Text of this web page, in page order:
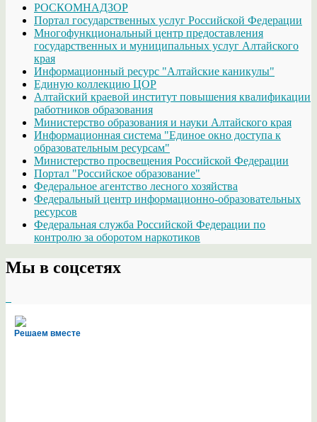
РОСКОМНАДЗОР
Портал государственных услуг Российской Федерации
Многофункциональный центр предоставления
государственных и муниципальных услуг Алтайского
края
Информационный ресурс "Алтайские каникулы"
Единую коллекцию ЦОР
Алтайский краевой институт повышения квалификации
работников образования
Министерство образования и науки Алтайского края
Информационная система "Единое окно доступа к
образовательным ресурсам"
Министерство просвещения Российской Федерации
Портал "Российское образование"
Федеральное агентство лесного хозяйства
Федеральный центр информационно-образовательных
ресурсов
Федеральная служба Российской Федерации по
контролю за оборотом наркотиков
Мы в соцсетях
Решаем вместе